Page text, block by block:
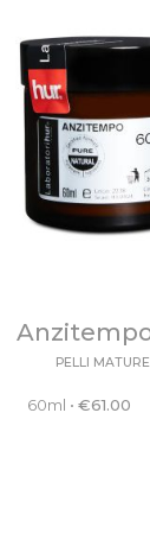
PELLI MATURE
60ml • €61.00